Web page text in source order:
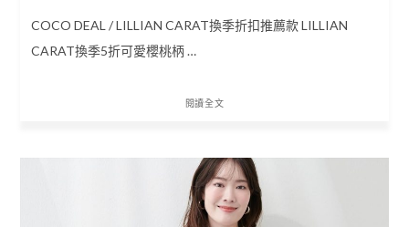
COCO DEAL / LILLIAN CARAT換季折扣推薦款 LILLIAN
CARAT換季5折可愛櫻桃柄 …
閱讀全文